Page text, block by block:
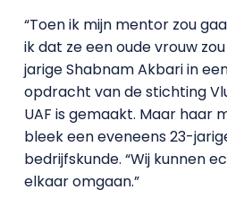
“Toen ik mijn mentor zou
ik dat ze een oude vrouw
jarige Shabnam Akbari in
opdracht van de stichting
UAF is gemaakt. Maar haar
bleek een eveneens 23-
bedrijfskunde. “Wij kunnen
elkaar omgaan.”